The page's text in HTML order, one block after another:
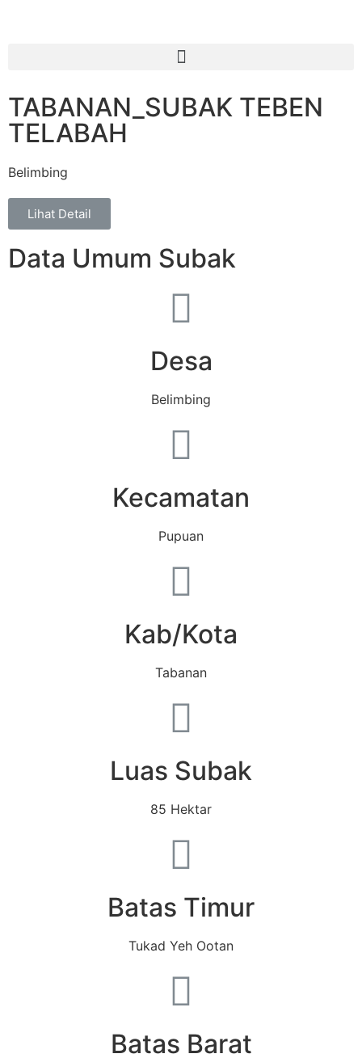
TABANAN_SUBAK TEBEN
TELABAH
Belimbing
Lihat Detail
Data Umum Subak
Desa
Belimbing
Kecamatan
Pupuan
Kab/Kota
Tabanan
Luas Subak
85 Hektar
Batas Timur
Tukad Yeh Ootan
Batas Barat